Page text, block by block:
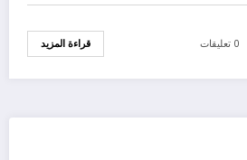
0 تعليقات قراءة المزيد